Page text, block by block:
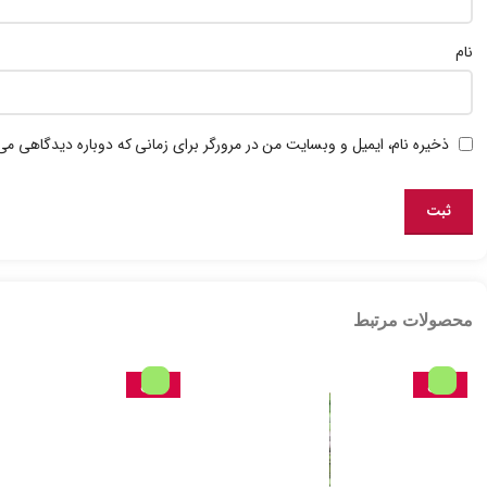
نام
ذخیره نام، ایمیل و وبسایت من در مرورگر برای زمانی که دوباره دیدگاهی
محصولات مرتبط
حراج حراج